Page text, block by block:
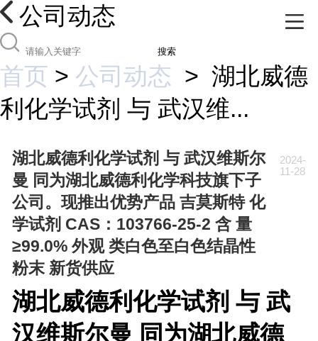
公司动态
搜索
首页 > 公司动态 > 湖北威德
利化学试剂 与 武汉维...
湖北威德利化学试剂 与 武汉维斯尔
曼 同为湖北威德利化学科技旗下子
公司。现推出优势产品 吉莫斯特 化
学试剂 CAS：103766-25-2 含 量
≥99.0% 外观 类白色至白色结晶性
粉末 新货供应
2024-
11-28
湖北威德利化学试剂 与 武
汉维斯尔曼 同为湖北威德